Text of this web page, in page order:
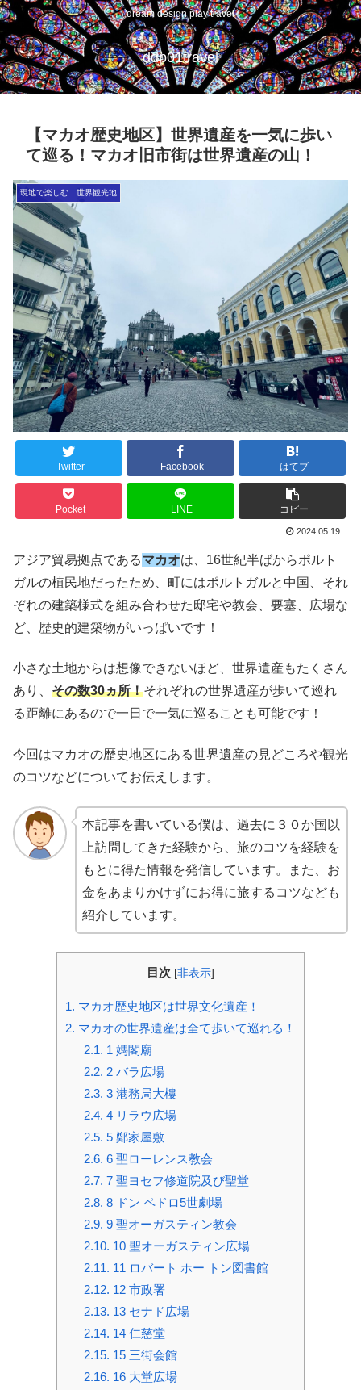
dream design play travel
ddp01travel
【マカオ歴史地区】世界遺産を一気に歩い
て巡る！マカオ旧市街は世界遺産の山！
現地で楽しむ 世界観光地
Twitter Facebook はてブ
Pocket LINE コピー
2024.05.19
アジア貿易拠点であるマカオは、16世紀半ばからポルト
ガルの植民地だったため、町にはポルトガルと中国、それ
ぞれの建築様式を組み合わせた邸宅や教会、要塞、広場な
ど、歴史的建築物がいっぱいです！
小さな土地からは想像できないほど、世界遺産もたくさん
あり、 その数30ヵ所！それぞれの世界遺産が歩いて巡れ
る距離にあるので一日で一気に巡ることも可能です！
今回はマカオの歴史地区にある世界遺産の見どころや観光
のコツなどについてお伝えします。
本記事を書いている僕は、過去に３０か国以
上訪問してきた経験から、旅のコツを経験を
もとに得た情報を発信しています。また、お
金をあまりかけずにお得に旅するコツなども
紹介しています。
目次 [非表示]
1. マカオ歴史地区は世界文化遺産！
2. マカオの世界遺産は全て歩いて巡れる！
2.1. 1 媽閣廟
2.2. 2 バラ広場
2.3. 3 港務局大樓
2.4. 4 リラウ広場
2.5. 5 鄭家屋敷
2.6. 6 聖ローレンス教会
2.7. 7 聖ヨセフ修道院及び聖堂
2.8. 8 ドン ペドロ5世劇場
2.9. 9 聖オーガスティン教会
2.10. 10 聖オーガスティン広場
2.11. 11 ロバート ホー トン図書館
2.12. 12 市政署
2.13. 13 セナド広場
2.14. 14 仁慈堂
2.15. 15 三街会館
2.16. 16 大堂広場